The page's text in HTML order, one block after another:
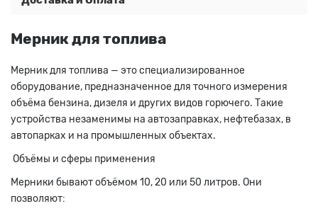
Мерник для топлива
Мерник для топлива — это специализированное
оборудование, предназначенное для точного измерения
объёма бензина, дизеля и других видов горючего. Такие
устройства незаменимы на автозаправках, нефтебазах, в
автопарках и на промышленных объектах.
Объёмы и сферы применения
Мерники бывают объёмом 10, 20 или 50 литров. Они
позволяют: